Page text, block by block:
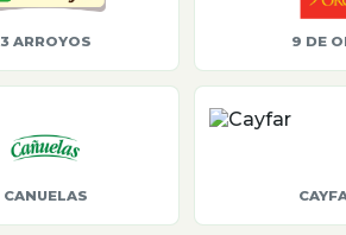
3 ARROYOS 9 DE
CANUELAS